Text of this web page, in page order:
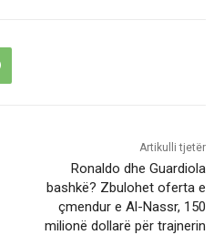
Artikulli tjetër
Ronaldo dhe Guardiola
bashkë? Zbulohet oferta e
çmendur e Al-Nassr, 150
milionë dollarë për trajnerin